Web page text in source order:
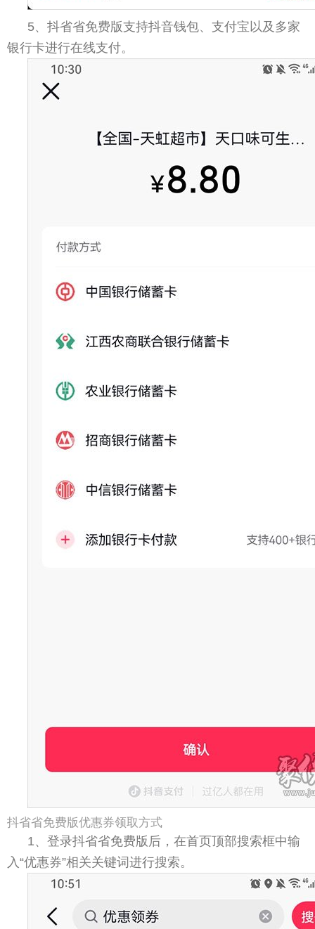
5、抖省省免费版支持抖音钱包、支付宝以及多家
银行卡进行在线支付。
抖省省免费版优惠券领取方式
1、登录抖省省免费版后，在首页顶部搜索框中输
入“优惠券”相关关键词进行搜索。